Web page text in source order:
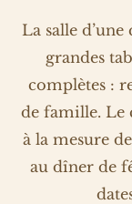
La salle
grandes
complètes :
de famille. Le
à la mesure
au dîner de